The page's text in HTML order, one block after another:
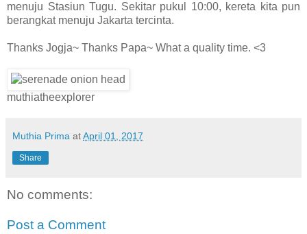
menuju Stasiun Tugu. Sekitar pukul 10:00, kereta kita pun
berangkat menuju Jakarta tercinta.
Thanks Jogja~ Thanks Papa~ What a quality time. <3
muthiatheexplorer
Muthia Prima atApril 01, 2017
Share
No comments:
Post a Comment